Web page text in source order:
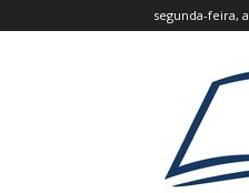
segunda-feira,